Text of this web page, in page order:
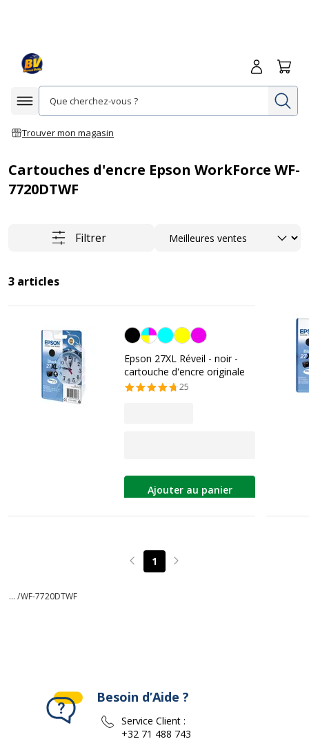
Afficher la navigation
Trouver mon magasin
Me
Cartouches d'encre Epson WorkForce WF-
7720DTWF
Filtrer Trier
3 articles
Noir
Epson 27XL Réveil - noir -
cartouche d'encre originale
25
Ajouter au panier
Page précédente
1 Page suivante
... /WF-7720DTWF
Besoin d’Aide ?
Service Client :
+32 71 488 743